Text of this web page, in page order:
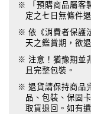
※ 「預購商品屬客
定之七日無條件
※ 依《消費者保護
天之鑑賞期，欲
※ 注意！猶豫期並
且完整包裝。
※ 退貨請保持商品
品、包裝、保固
取貨退回。如有